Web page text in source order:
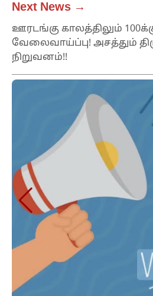
Next News →
ஊரடங்கு காலத்திலும்
வேலைவாய்ப்பு! அசத்தும்
நிறுவனம்!!